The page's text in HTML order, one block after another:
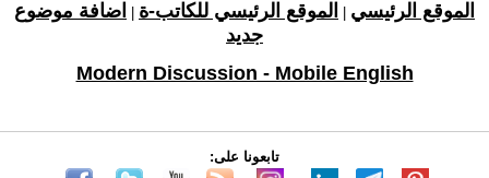
الموقع الرئيسي الموقع الرئيسي للكاتب-ة
اضافة موضوع
جديد
Modern Discussion - Mobile English
تابعونا على: